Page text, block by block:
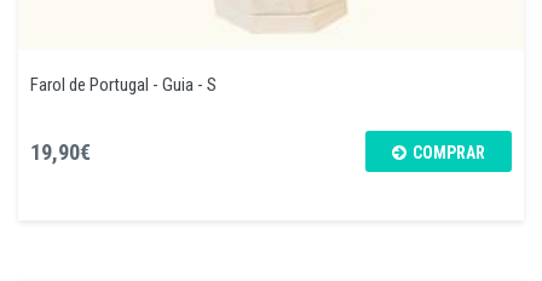
Farol de Portugal - Guia - S
19,90€ COMPRAR